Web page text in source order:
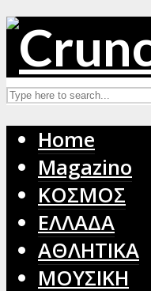
Home
Magazino
ΚΟΣΜΟΣ
ΕΛΛΑΔΑ
ΑΘΛΗΤΙΚΑ
ΜΟΥΣΙΚΗ